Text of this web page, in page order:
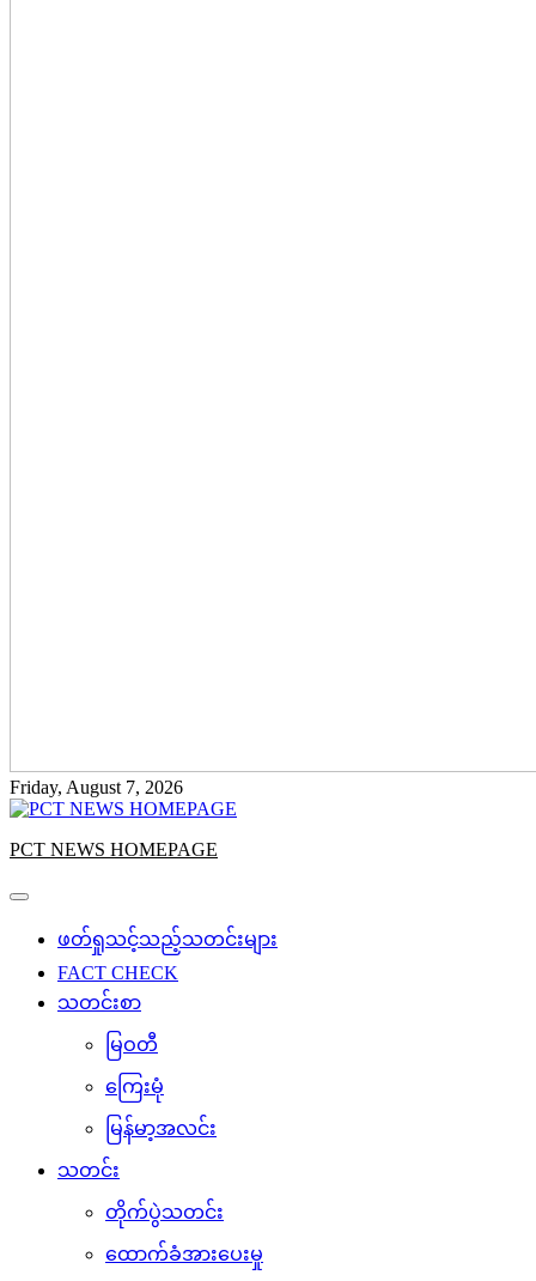
Friday, August 7, 2026
PCT NEWS HOMEPAGE
ဖတ်ရှုသင့်သည့်သတင်းများ
FACT CHECK
သတင်းစာ
မြဝတီ
ကြေးမုံ
မြန်မာ့အလင်း
သတင်း
တိုက်ပွဲသတင်း
ထောက်ခံအားပေးမှု